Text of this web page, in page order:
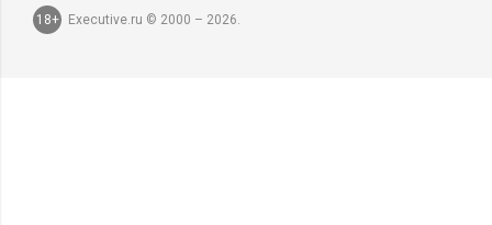
18+
Executive.ru © 2000 – 2026.